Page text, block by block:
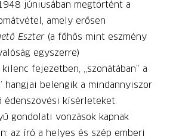
júniusában megtörtént a
amely erősen
Eszter(a főhős mint eszmény
egyszerre)
fejezetben, „szonátában” a
hangjai belengik a mindannyiszor
édenszövési kísérleteket.
gondolati vonzások kapnak
az író a helyes és szép emberi